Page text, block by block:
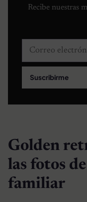
Recibe nuestras
Correo
Suscribirme
Golden
las fotos
familiar